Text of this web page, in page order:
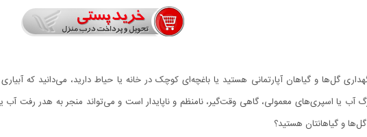
گل‌ها و گیاهان آپارتمانی هستید یا باغچه‌ای کوچک در خانه یا حیاط دارید، می‌دانید که
یا اسپری‌های معمولی، گاهی وقت‌گیر، نامنظم و ناپایدار است و می‌تواند منجر به هدر رفت آب
و گیاهانتان هستید؟